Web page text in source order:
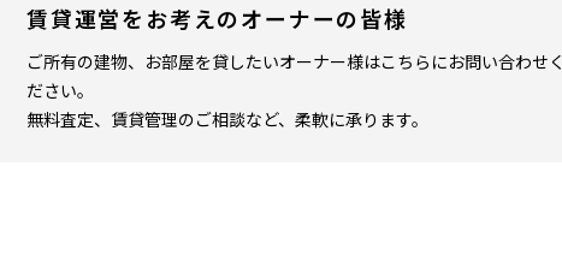
賃貸運営をお考えのオーナーの皆様
ご所有の建物、お部屋を貸したいオーナー様はこちらにお問い合わせく
ださい。
無料査定、賃貸管理のご相談など、柔軟に承ります。